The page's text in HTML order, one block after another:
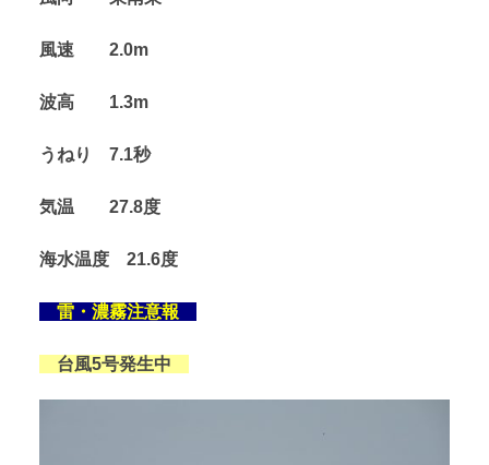
風速 2.0m
波高 1.3m
うねり 7.1秒
気温 27.8度
海水温度 21.6度
雷・濃霧注意報
台風5号発生中